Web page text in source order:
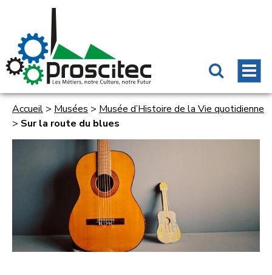
Accueil > Musées > Musée d’Histoire de la Vie quotidienne
> Sur la route du blues